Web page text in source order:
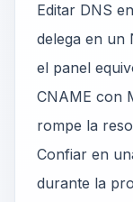
Editar DNS
delega en un
el panel
CNAME con
rompe la
Confiar en
durante la